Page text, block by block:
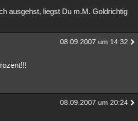
ausgehst, liegst Du m.M. Goldrichtig
08.09.2007 um 14:32
08.09.2007 um 20:24